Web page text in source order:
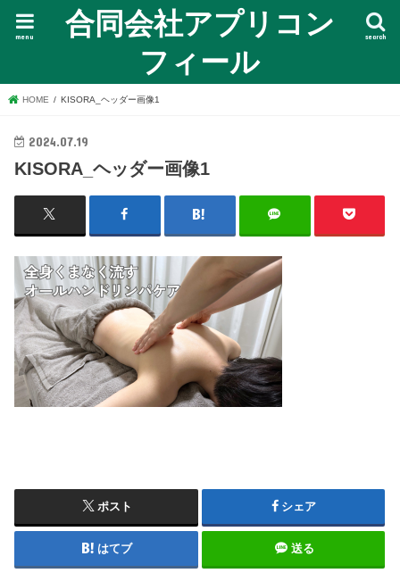
合同会社アプリコン
フィール
search
menu
HOME KISORA_ヘッダー画像1
2024.07.19
KISORA_ヘッダー画像1
ポスト シェア
はてブ 送る